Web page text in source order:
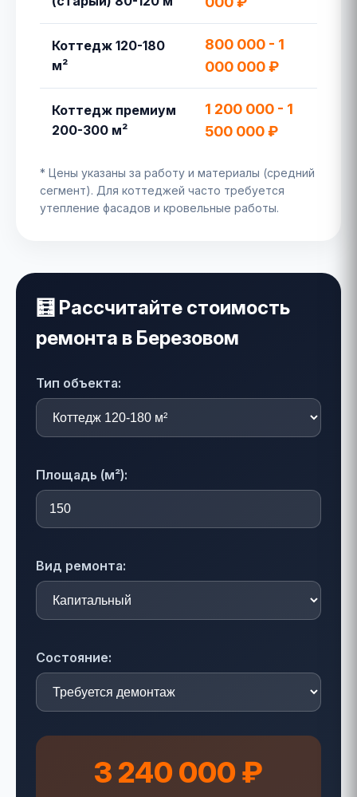
Коттедж 120-180
м²
800 000 - 1
000 000 ₽
Коттедж премиум
200-300 м²
1 200 000 - 1
500 000 ₽
* Цены указаны за работу и материалы (средний
сегмент). Для коттеджей часто требуется
утепление фасадов и кровельные работы.
🧮 Рассчитайте стоимость
ремонта в Березовом
Тип объекта:
Площадь (м²):
Вид ремонта:
Состояние:
3 240 000 ₽